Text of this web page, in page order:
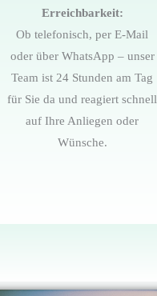
Erreichbarkeit:
Ob telefonisch, per E-Mail
oder über WhatsApp – unser
Team ist 24 Stunden am Tag
für Sie da und reagiert schnell
auf Ihre Anliegen oder
Wünsche.